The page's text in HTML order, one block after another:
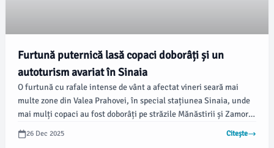
Furtună puternică lasă copaci doborâți și un
autoturism avariat în Sinaia
O furtună cu rafale intense de vânt a afectat vineri seară mai
multe zone din Valea Prahovei, în special stațiunea Sinaia, unde
mai mulți copaci au fost doborâți pe străzile Mănăstirii și Zamora.
Potrivit autorităților, unul dintre arbori a căzut pe un autoturism
în care se aflau trei persoane, care din fericire au scăpat
26 Dec 2025 Citește